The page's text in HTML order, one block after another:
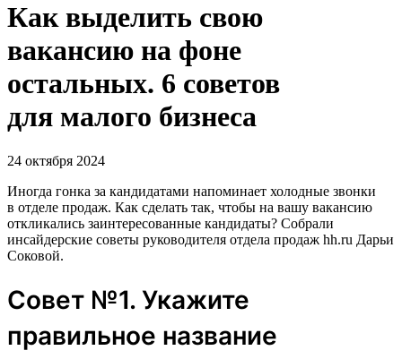
Как выделить свою
вакансию на фоне
остальных. 6 советов
для малого бизнеса
24 октября 2024
Иногда гонка за кандидатами напоминает холодные звонки
в отделе продаж. Как сделать так, чтобы на вашу вакансию
откликались заинтересованные кандидаты? Собрали
инсайдерские советы руководителя отдела продаж hh.ru Дарьи
Соковой.
Совет №1. Укажите
правильное название